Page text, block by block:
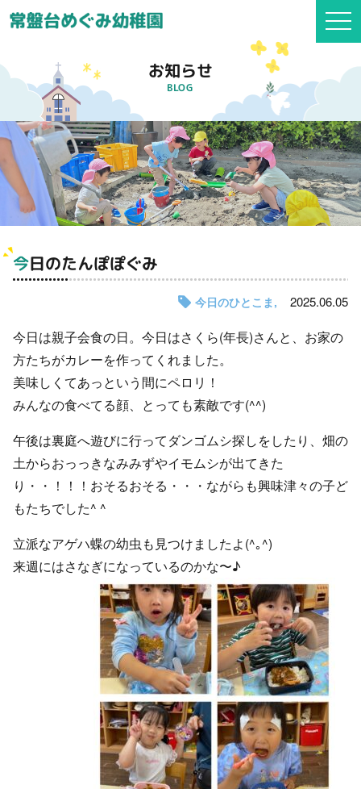
お知らせ
BLOG
今日のたんぽぽぐみ
今日のひとこま 2025.06.05
今日は親子会食の日。今日はさくら(年長)さんと、お家の
方たちがカレーを作ってくれました。
美味しくてあっという間にペロリ！
みんなの食べてる顔、とっても素敵です(^^)
午後は裏庭へ遊びに行ってダンゴムシ探しをしたり、畑の
土からおっっきなみみずやイモムシが出てきた
り・・！！！おそるおそる・・・ながらも興味津々の子ど
もたちでした^ ^
立派なアゲハ蝶の幼虫も見つけましたよ(^｡^)
来週にはさなぎになっているのかな〜♪